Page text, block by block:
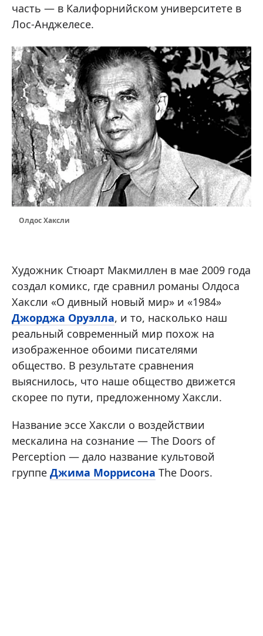
часть — в Калифорнийском университете в
Лос-Анджелесе.
Олдос Хаксли
Художник Стюарт Макмиллен в мае 2009 года
создал комикс, где сравнил романы Олдоса
Хаксли «О дивный новый мир» и «1984»
Джорджа Оруэлла, и то, насколько наш
реальный современный мир похож на
изображенное обоими писателями
общество. В результате сравнения
выяснилось, что наше общество движется
скорее по пути, предложенному Хаксли.
Название эссе Хаксли о воздействии
мескалина на сознание — The Doors of
Perception — дало название культовой
группе Джима Моррисона The Doors.